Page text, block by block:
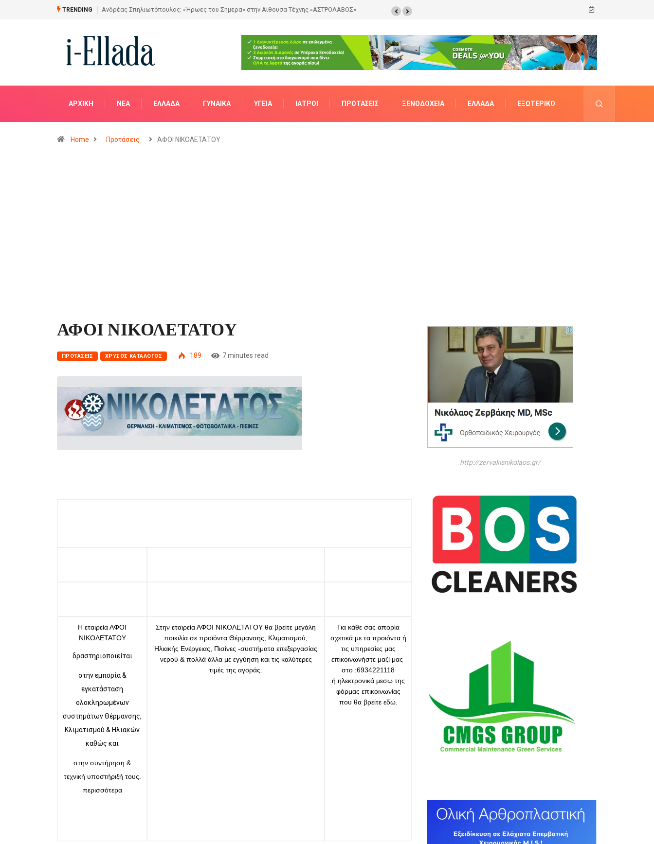
TRENDING
στην Αίθουσα Τέχνης «ΑΣΤΡΟΛΑΒΟΣ»Από το Σχέδιο στην Πραγματικότητα
ΑΡΧΙΚΗ NΈΑ ΕΛΛΆΔΑ ΓΥΝΑΊΚΑ ΥΓΕΊΑ ΙΑΤΡΟΊ ΠΡΟΤΆΣΕΙΣ ΞΕΝΟΔΟΧΕΊΑ ΕΛΛΆΔΑ ΕΞΩΤΕΡΙΚΌ
Home Προτάσεις ΑΦΟΙ ΝΙΚΟΛΕΤΑΤΟΥ
ΑΦΟΙ ΝΙΚΟΛΕΤΑΤΟΥ
ΠΡΟΤΆΣΕΙΣ ΧΡΥΣΌΣ ΚΑΤΆΛΟΓΟΣ 189 7 minutes read
Η εταιρεία ΑΦΟΙ
ΝΙΚΟΛΕΤΑΤΟΥ
δραστηριοποιείται
στην εμπορία &
εγκατάσταση
ολοκληρωμένων
συστημάτων Θέρμανσης,
Κλιματισμού & Ηλιακών
καθώς και
στην συντήρηση &
τεχνική υποστήριξή τους.
περισσότερα
Στην εταιρεία ΑΦΟΙ ΝΙΚΟΛΕΤΑΤΟΥ θα βρείτε μεγάλη
ποικιλία σε προϊόντα Θέρμανσης, Κλιματισμού,
Ηλιακής Ενέργειας, Πισίνες -συστήματα επεξεργασίας
νερού & πολλά άλλα με εγγύηση και τις καλύτερες
τιμές της αγοράς.
Για κάθε σας απορία
σχετικά με τα προιόντα ή
τις υπηρεσίες μας
επικοινωνήστε μαζί μας
στο :6934221118
ή ηλεκτρονικά μεσω της
φόρμας επικοινωνίας
που θα βρείτε εδώ.
http://zervakisnikolaos.gr/